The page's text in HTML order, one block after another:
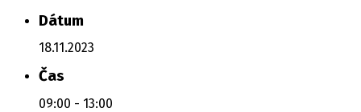
Dátum
18.11.2023
Čas
09:00 - 13:00